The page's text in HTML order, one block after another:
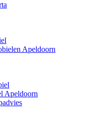
Apeldoorn
Apeldoorn